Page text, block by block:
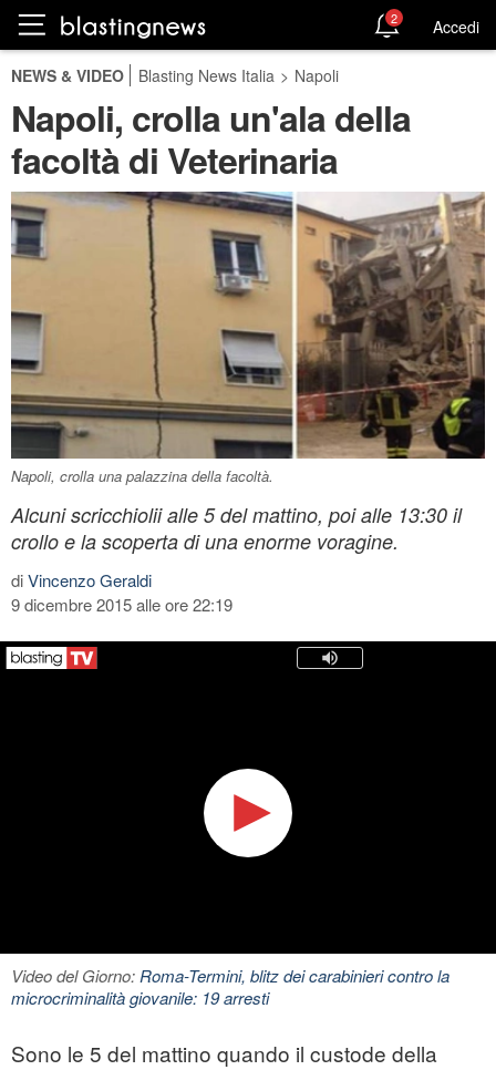
2 Accedi
NEWS & VIDEO Blasting News Italia > Napoli
Napoli, crolla un'ala della
facoltà di Veterinaria
Napoli, crolla una palazzina della facoltà.
Alcuni scricchiolii alle 5 del mattino, poi alle 13:30 il
crollo e la scoperta di una enorme voragine.
diVincenzo Geraldi
9 dicembre 2015 alle ore 22:19
Video del Giorno:Roma-Termini, blitz dei carabinieri contro la
microcriminalità giovanile: 19 arresti
Sono le 5 del mattino quando il custode della